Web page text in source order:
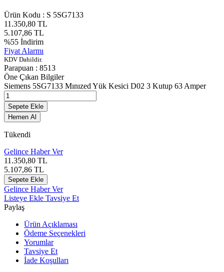
Ürün Kodu : S 5SG7133
11.350,80 TL
5.107,86 TL
%55 İndirim
Fiyat Alarmı
KDV Dahildir.
Parapuan : 8513
Öne Çıkan Bilgiler
Siemens 5SG7133 Mınızed Yük Kesici D02 3 Kutup 63 Amper
Sepete Ekle
Hemen Al
Tükendi
Gelince Haber Ver
11.350,80 TL
5.107,86 TL
Sepete Ekle
Gelince Haber Ver
Listeye Ekle Tavsiye Et
Paylaş
Ürün Açıklaması
Ödeme Seçenekleri
Yorumlar
Tavsiye Et
İade Koşulları